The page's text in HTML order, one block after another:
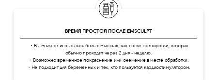
ВРЕМЯ ПРОСТОЯ ПОСЛЕ EMSCULPT
・Вы можете испытывать боль в мышцах, как после тренировки, которая
обычно проходит через 2 дня - неделю.
・Возможно временное покраснение или онемение в месте обработки.
・Не подходит для беременных и тех, кто пользуется кардиостимулятором.